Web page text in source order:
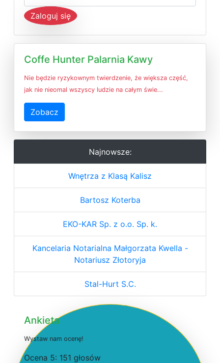
Zaloguj się
Coffe Hunter Palarnia Kawy
Nie będzie ryzykownym twierdzenie, że większa część,
jak nie nieomal wszyscy ludzie na całym świe...
Zobacz
Najnowsze:
Wnętrza z Klasą Kalisz
Bartosz Koterba
EKO-KAR Sp. z o.o. Sp. k.
Kancelaria Notarialna Małgorzata Kwella -
Notariusz Złotoryja
Stal-Hurt S.C.
Ankieta
Wystaw nam ocenę!
Ocena 5: 151 głosów